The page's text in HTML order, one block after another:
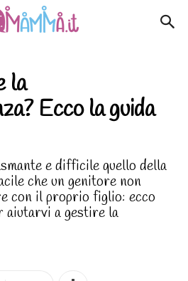
la
Ecco la guida
e difficile quello della
che un genitore non
con il proprio figlio: ecco
aiutarvi a gestire la